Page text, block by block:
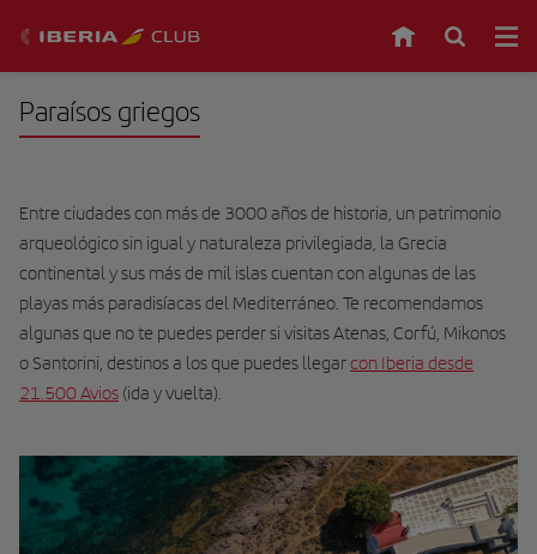
Paraísos griegos
Entre ciudades con más de 3000 años de historia, un patrimonio
arqueológico sin igual y naturaleza privilegiada, la Grecia
continental y sus más de mil islas cuentan con algunas de las
playas más paradisíacas del Mediterráneo. Te recomendamos
algunas que no te puedes perder si visitas Atenas, Corfú, Mikonos
o Santorini, destinos a los que puedes llegarcon Iberia desde
21.500 Avios (ida y vuelta).